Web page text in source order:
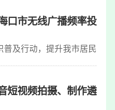
口市无线广播频率投放
普及行动，提升我市居民健
短视频拍摄、制作遴选